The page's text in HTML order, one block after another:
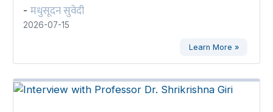
- मधुसूदन सुवेदी
2026-07-15
Learn More »